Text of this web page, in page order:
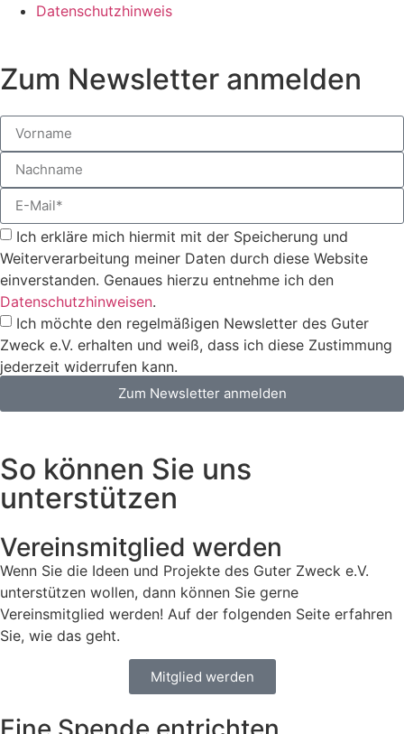
Datenschutzhinweis
Zum Newsletter anmelden
Ich erkläre mich hiermit mit der Speicherung und
Weiterverarbeitung meiner Daten durch diese Website
einverstanden. Genaues hierzu entnehme ich den
Datenschutzhinweisen.
Ich möchte den regelmäßigen Newsletter des Guter
Zweck e.V. erhalten und weiß, dass ich diese Zustimmung
jederzeit widerrufen kann.
Zum Newsletter anmelden
So können Sie uns
unterstützen
Vereinsmitglied werden
Wenn Sie die Ideen und Projekte des Guter Zweck e.V.
unterstützen wollen, dann können Sie gerne
Vereinsmitglied werden! Auf der folgenden Seite erfahren
Sie, wie das geht.
Mitglied werden